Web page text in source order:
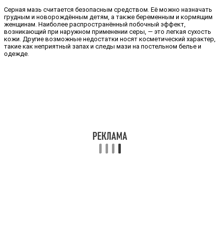
Серная мазь считается безопасным средством. Её можно назначать
грудным и новорождённым детям, а также беременным и кормящим
женщинам. Наиболее распространённый побочный эффект,
возникающий при наружном применении серы, — это легкая сухость
кожи. Другие возможные недостатки носят косметический характер,
такие как неприятный запах и следы мази на постельном белье и
одежде.